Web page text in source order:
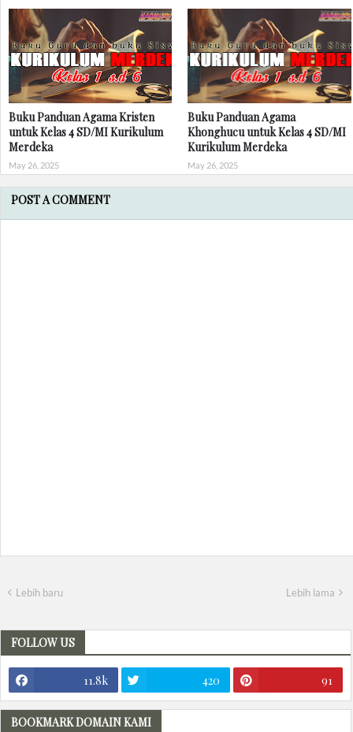
Buku Panduan Agama Kristen
untuk Kelas 4 SD/MI Kurikulum
Merdeka
May 26, 2025
Buku Panduan Agama
Khonghucu untuk Kelas 4 SD/MI
Kurikulum Merdeka
May 26, 2025
POST A COMMENT
Lebih baru Lebih lama
FOLLOW US
11.8k 420 91
BOOKMARK DOMAIN KAMI